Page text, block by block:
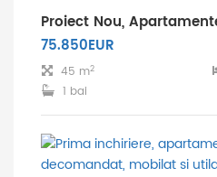
Proiect Nou,
75.850EUR
45 m2
1 bai